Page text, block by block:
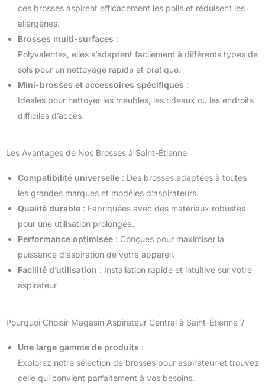
ces brosses aspirent efficacement les poils et réduisent les
allergènes.
Brosses multi-surfaces :
Polyvalentes, elles s’adaptent facilement à différents types de
sols pour un nettoyage rapide et pratique.
Mini-brosses et accessoires spécifiques :
Idéales pour nettoyer les meubles, les rideaux ou les endroits
difficiles d’accès.
Les Avantages de Nos Brosses à Saint-Étienne
Compatibilité universelle : Des brosses adaptées à toutes
les grandes marques et modèles d’aspirateurs.
Qualité durable : Fabriquées avec des matériaux robustes
pour une utilisation prolongée.
Performance optimisée : Conçues pour maximiser la
puissance d’aspiration de votre appareil.
Facilité d’utilisation : Installation rapide et intuitive sur votre
aspirateur
Pourquoi Choisir Magasin Aspirateur Central à Saint-Étienne ?
Une large gamme de produits :
Explorez notre sélection de brosses pour aspirateur et trouvez
celle qui convient parfaitement à vos besoins.